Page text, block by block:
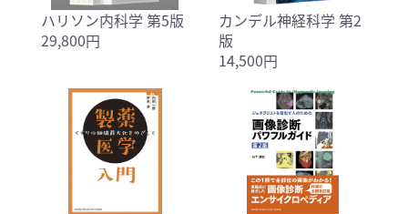
ハリソン内科学 第5版
29,800円
カンデル神経科学 第2
版
14,500円